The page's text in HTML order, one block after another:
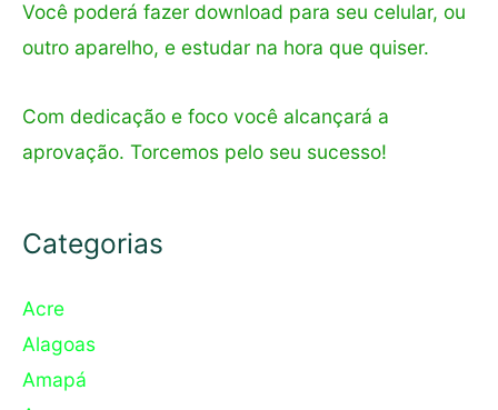
Você poderá fazer download para seu celular, ou
outro aparelho, e estudar na hora que quiser.
Com dedicação e foco você alcançará a
aprovação. Torcemos pelo seu sucesso!
Categorias
Acre
Alagoas
Amapá